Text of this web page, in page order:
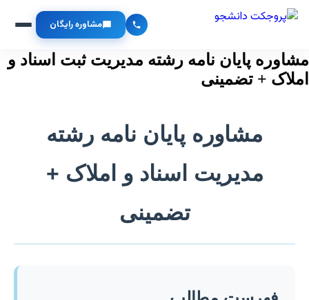
مشاوره رایگان
مشاوره پایان نامه رشته مدیریت ثبت اسناد و
املاک + تضمینی
مشاوره پایان نامه رشته
مدیریت اسناد و املاک +
تضمینی